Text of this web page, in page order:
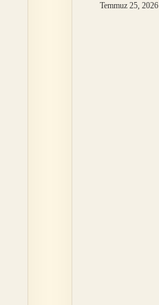
Temmuz 25, 2026